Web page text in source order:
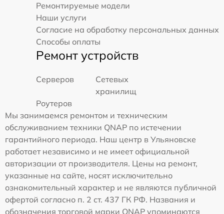
Ремонтируемые модели
Наши услуги
Согласие на обработку персональных данных
Способы оплаты
Ремонт устройств
Серверов
Сетевых
хранилищ
Роутеров
Мы занимаемся ремонтом и техническим
обслуживанием техники QNAP по истечении
гарантийного периода. Наш центр в Ульяновске
работает независимо и не имеет официальной
авторизации от производителя. Цены на ремонт,
указанные на сайте, носят исключительно
ознакомительный характер и не являются публичной
офертой согласно п. 2 ст. 437 ГК РФ. Названия и
обозначения торговой марки QNAP упоминаются